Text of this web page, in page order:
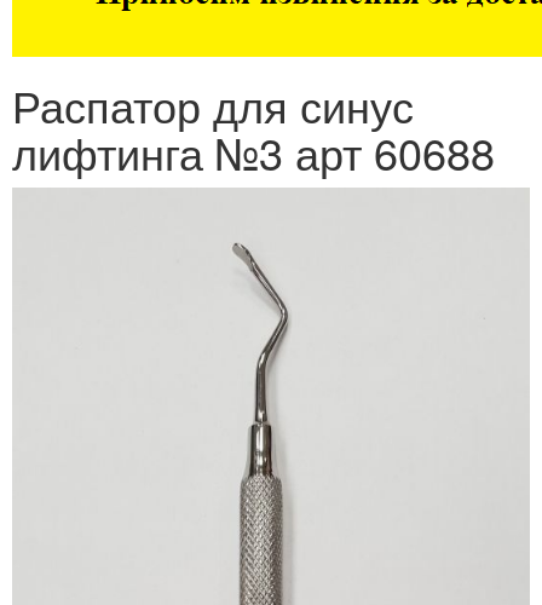
Распатор для синус
лифтинга №3 арт 60688